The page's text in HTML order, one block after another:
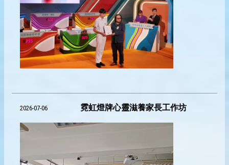
2026-07-06 霓虹燈牌心靈滋養家長工作坊